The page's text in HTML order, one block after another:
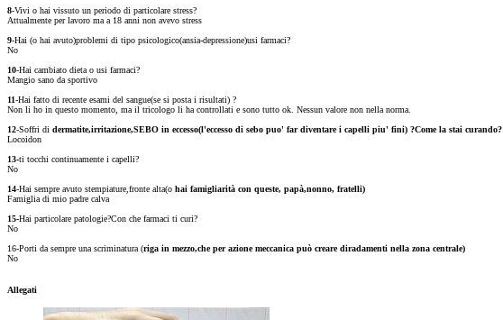
8-Vivi o hai vissuto un periodo di particolare stress?
Attualmente per lavoro ma a 18 anni non avevo stress
9-Hai (o hai avuto)problemi di tipo psicologico(ansia-depressione)usi farmaci?
No
10-Hai cambiato dieta o usi farmaci?
Mangio sano da sportivo
11-Hai fatto di recente esami del sangue(se si posta i risultati) ?
Non li ho in questo momento, ma il tricologo li ha controllati e sono tutto ok. Nessun valore non nella norma.
12-Soffri di dermatite,irritazione,SEBO in eccesso(l'eccesso di sebo puo' far diventare i capelli piu' fini) ?Come la stai curando?
Locoidon
13-ti tocchi continuamente i capelli?
No
14-Hai sempre avuto stempiature,fronte alta(o hai famigliarità con queste, papà,nonno, fratelli)
Famiglia di mio padre calva
15-Hai particolare patologie?Con che farmaci ti curi?
No
16-Porti da sempre una scriminatura (riga in mezzo,che per azione meccanica può creare diradamenti nella zona centrale)
No
Allegati